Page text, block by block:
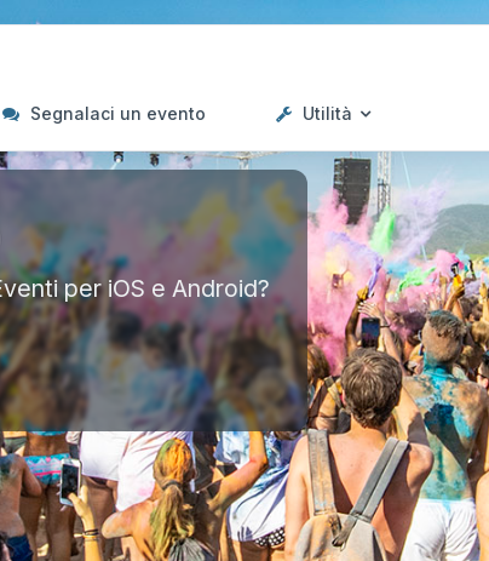
Segnalaci un evento Utilità
per iOS e Android?